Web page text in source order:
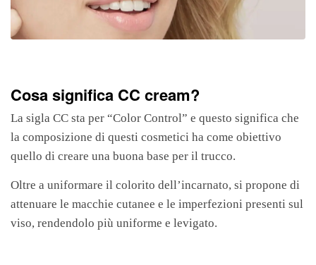
Cosa significa CC cream?
La sigla CC sta per “Color Control” e questo significa che
la composizione di questi cosmetici ha come obiettivo
quello di creare una buona base per il trucco.
Oltre a uniformare il colorito dell’incarnato, si propone di
attenuare le macchie cutanee e le imperfezioni presenti sul
viso, rendendolo più uniforme e levigato.